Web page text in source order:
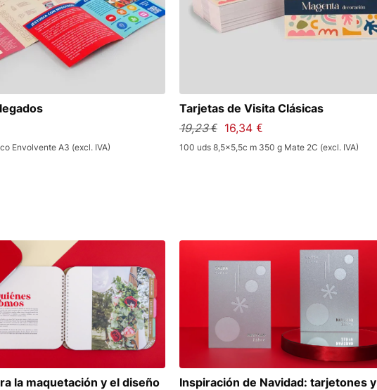
Envolvente A3 (excl. IVA)
Tarjetas de Visita Clásicas
19,23 € 16,34 €
100 uds 8,5x5,5c m 350 g Mate 2C (excl. IVA)
la maquetación y el diseño
Inspiración de Navidad: tarjetones y